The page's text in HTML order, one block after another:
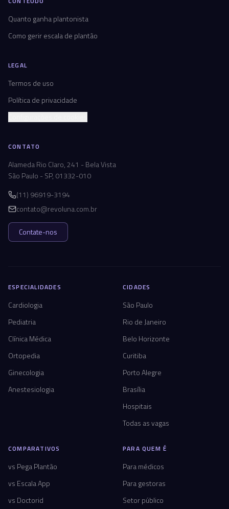
Quanto ganha plantonista
Como gerir escala de plantão
LEGAL
Termos de uso
Política de privacidade
CONTATO
Alameda Rio Claro, 241 - Bela Vista
São Paulo - SP, 01332-010
(11) 96919-3194
contato@revoluna.com.br
Contate-nos
ESPECIALIDADES
Cardiologia
Pediatria
Clínica Médica
Ortopedia
Ginecologia
Anestesiologia
CIDADES
São Paulo
Rio de Janeiro
Belo Horizonte
Curitiba
Porto Alegre
Brasília
Hospitais
Todas as vagas
COMPARATIVOS
vs Pega Plantão
vs Escala App
vs Doctorid
PARA QUEM É
Para médicos
Para gestoras
Setor público